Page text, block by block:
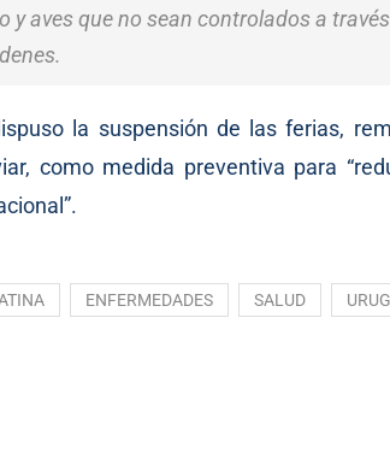
y aves que no sean controlados a
la suspensión de las ferias,
como medida preventiva para
ENFERMEDADES SALUD